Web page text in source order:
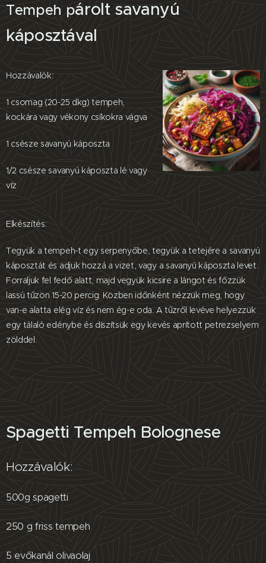
Tempeh párolt savanyú
káposztával
Hozzávalók:
1 csomag (20-25 dkg) tempeh,
kockára vagy vékony csíkokra vágva
1 csésze savanyú káposzta
1/2 csésze savanyú káposzta lé vagy
víz
Elkészítés:
Tegyük a tempeh-t egy serpenyőbe, tegyük a tetejére a savanyú
káposztát és adjuk hozzá a vizet, vagy a savanyú káposzta levet.
Forraljuk fel fedő alatt, majd vegyük kicsire a lángot és főzzük
lassú tűzön 15-20 percig. Közben időnként nézzük meg, hogy
van-e alatta elég víz és nem ég-e oda. A tűzről levéve helyezzük
egy tálaló edénybe és díszítsük egy kevés aprított petrezselyem
zölddel.
Spagetti Tempeh Bolognese
Hozzávalók:
500g spagetti
250 g friss tempeh
5 evőkanál olivaolaj